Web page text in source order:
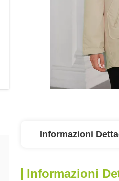
Informazioni
Informazioni